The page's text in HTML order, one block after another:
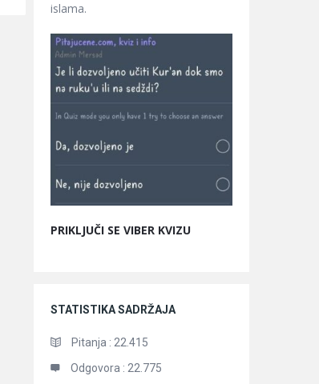
islama.
PRIKLJUČI SE VIBER KVIZU
STATISTIKA SADRŽAJA
Pitanja : 22.415
Odgovora : 22.775